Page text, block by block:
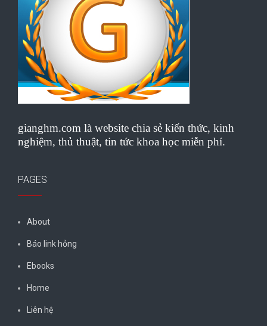
gianghm.com là website chia sẻ kiến thức, kinh
nghiệm, thủ thuật, tin tức khoa học miễn phí.
PAGES
About
Báo link hỏng
Ebooks
Home
Liên hệ